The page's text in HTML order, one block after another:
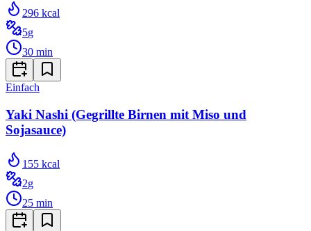
296 kcal
5g
30 min
Einfach
Yaki Nashi (Gegrillte Birnen mit Miso und
Sojasauce)
155 kcal
2g
25 min